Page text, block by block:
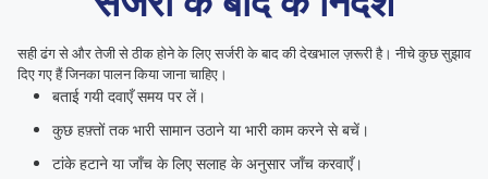
सही ढंग से और तेजी से ठीक होने के लिए सर्जरी के बाद की देखभाल ज़रूरी है। नीचे कुछ सुझाव
दिए गए हैं जिनका पालन किया जाना चाहिए।
बताई गयी दवाएँ समय पर लें।
कुछ हफ़्तों तक भारी सामान उठाने या भारी काम करने से बचें।
टांके हटाने या जाँच के लिए सलाह के अनुसार जाँच करवाएँ।